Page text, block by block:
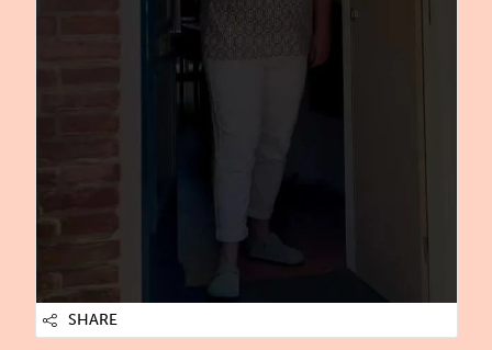
werken? In de video hieronder vertelt
een van je misschien wel toekomstige
collega's over het werk en de impact
die je kunt maken.
Zie jij jezelf hier wel werken? We
horen graag van je! Solliciteer via
https://lnkd.in/e2mxurN9
SHARE